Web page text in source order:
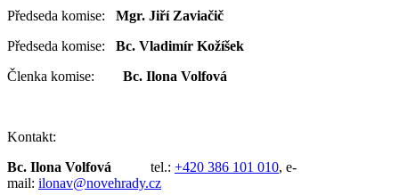
Předseda komise:
Mgr. Jiří Zaviačič
Předseda komise:
Bc. Vladimír Kožíšek
Členka komise:
Bc. Ilona Volfová
Kontakt:
Bc. Ilona Volfová
tel.: +420 386 101 010, e-
mail: ilonav@novehrady.cz